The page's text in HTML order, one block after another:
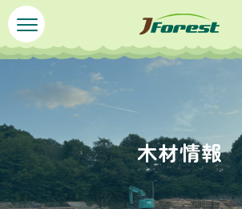
ペ
ー
ジ
で
す
。
メ
ニ
ュ
ば
し
て
本
木材情報